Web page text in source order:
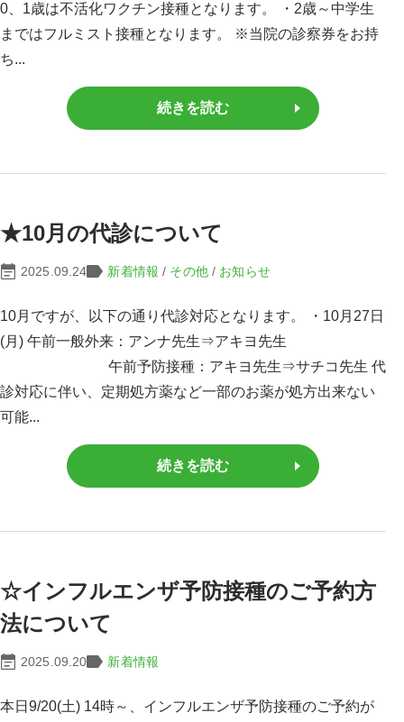
0、1歳は不活化ワクチン接種となります。 ・2歳～中学生
まではフルミスト接種となります。 ※当院の診察券をお持
ち...
続きを読む
★10月の代診について
2025.09.24 新着情報 / その他/ お知らせ
10月ですが、以下の通り代診対応となります。 ・10月27日
(月) 午前一般外来：アンナ先生⇒アキヨ先生
午前予防接種：アキヨ先生⇒サチコ先生 代
診対応に伴い、定期処方薬など一部のお薬が処方出来ない
可能...
続きを読む
☆インフルエンザ予防接種のご予約方
法について
2025.09.20 新着情報
本日9/20(土) 14時～、インフルエンザ予防接種のご予約が